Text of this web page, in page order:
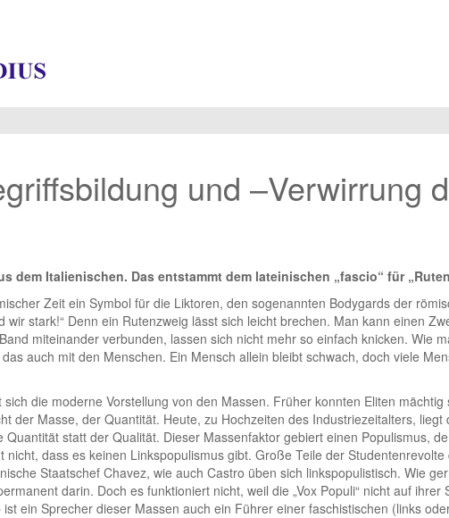
und –Verwirrung
dem Italienischen. Das entstammt dem lateinischen „fascio“ für
Zeit ein Symbol für die Liktoren, den sogenannten Bodygards der
wir stark!“ Denn ein Rutenzweig lässt sich leicht brechen. Man kann einen
miteinander verbunden, lassen sich nicht mehr so einfach knicken. Wie
auch mit den Menschen. Ein Mensch allein bleibt schwach, doch viele
die moderne Vorstellung von den Massen. Früher konnten Eliten
der Masse, der Quantität. Heute, zu Hochzeiten des Industriezeitalters,
Quantität statt der Qualität. Dieser Massenfaktor gebiert einen Populismus,
nicht, dass es keinen Linkspopulismus gibt. Große Teile der
Staatschef Chavez, wie auch Castro üben sich linkspopulistisch. Wie
darin. Doch es funktioniert nicht, weil die „Vox Populi“ nicht auf
ein Sprecher dieser Massen auch ein Führer einer faschistischen (links